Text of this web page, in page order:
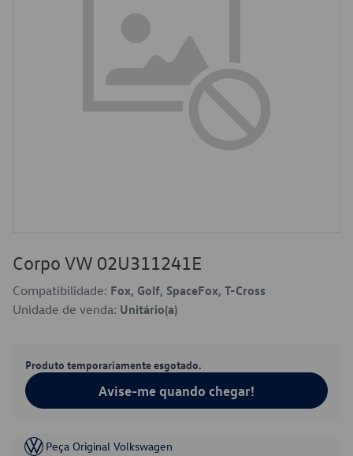
Corpo VW 02U311241E
Compatibilidade: Fox, Golf, SpaceFox, T-Cross
Unidade de venda: Unitário(a)
Produto temporariamente esgotado.
Avise-me quando chegar!
Peça Original Volkswagen